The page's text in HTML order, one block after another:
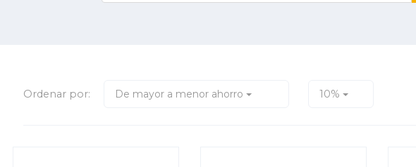
Ordenar por: De mayor a menor ahorro 10%